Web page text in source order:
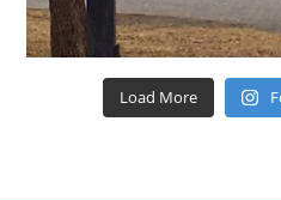
Load More